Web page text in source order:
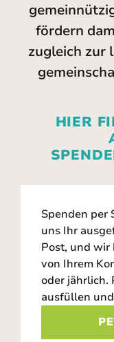
fördern
zugleich zur
HIER
Spenden per
uns Ihr
Post, und wir
von Ihrem
oder jährlich.
ausfüllen